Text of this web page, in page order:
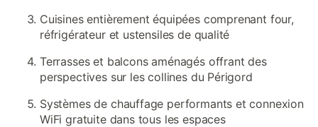
Cuisines entièrement équipées comprenant four,
réfrigérateur et ustensiles de qualité
Terrasses et balcons aménagés offrant des
perspectives sur les collines du Périgord
Systèmes de chauffage performants et connexion
WiFi gratuite dans tous les espaces